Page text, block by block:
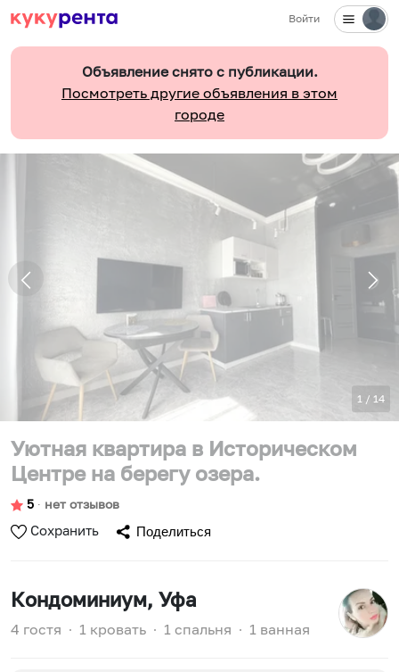
Войти
Объявление снято с публикации.
Посмотреть другие объявления в этом
городе
1 / 14
Уютная квартира в Историческом
Центре на берегу озера.
5 ∙ нет отзывов
Сохранить Поделиться
Кондоминиум, Уфа
4 гостя ∙ 1 кровать ∙ 1 спальня ∙ 1 ванная